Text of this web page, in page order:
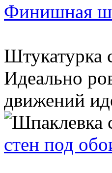
Финишная
Штукатурка
Идеально
движений
стен под